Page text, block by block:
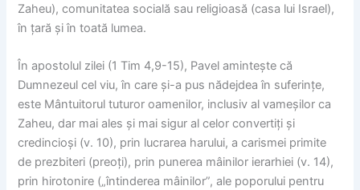
Zaheu), comunitatea socială sau religioasă (casa lui Israel),
în țară și în toată lumea.
În apostolul zilei (1 Tim 4,9-15), Pavel amintește că
Dumnezeul cel viu, în care și-a pus nădejdea în suferințe,
este Mântuitorul tuturor oamenilor, inclusiv al vameșilor ca
Zaheu, dar mai ales și mai sigur al celor convertiți și
credincioși (v. 10), prin lucrarea harului, a carismei primite
de prezbiteri (preoți), prin punerea mâinilor ierarhiei (v. 14),
prin hirotonire („întinderea mâinilor”, ale poporului pentru